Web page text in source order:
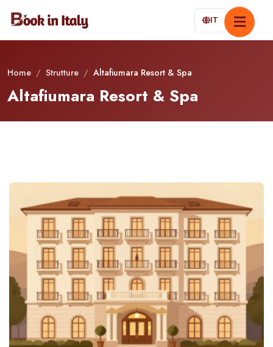
IT
Home / Strutture / Altafiumara Resort & Spa
Altafiumara Resort & Spa